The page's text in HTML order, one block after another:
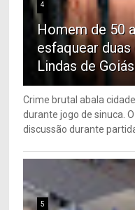
4
Homem de 50
esfaquear
Lindas de
Crime brutal abala
durante jogo de sinuca.
discussão durante
5